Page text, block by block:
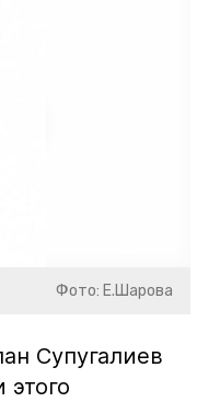
Фото: Е.Шарова
Супугалиев